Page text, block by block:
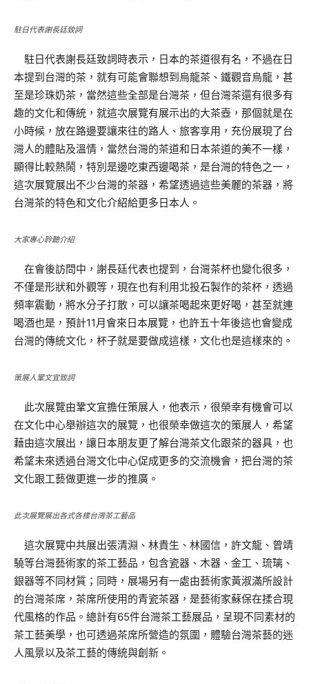
駐日代表謝長廷致詞
駐日代表謝長廷致詞時表示，日本的茶道很有名，不過在日
本提到台灣的茶，就有可能會聯想到烏龍茶、鐵觀音烏龍，甚
至是珍珠奶茶，當然這些全部是台灣茶，但台灣茶還有很多有
趣的文化和傳統，就這次展覽有展示出的大茶壺，那個就是在
小時候，放在路邊要讓來往的路人、旅客享用，充份展現了台
灣人的體貼及溫情，當然台灣的茶道和日本茶道的美不一樣，
顯得比較熱鬧，特別是邊吃東西邊喝茶，是台灣的特色之一，
這次展覽展出不少台灣的茶器，希望透過這些美麗的茶器，將
台灣茶的特色和文化介紹給更多日本人。
大家專心聆聽介紹
在會後訪問中，謝長廷代表也提到，台灣茶杯也變化很多，
不僅是形狀和外觀等，現在也有利用北投石製作的茶杯，透過
頻率震動，將水分子打散，可以讓茶喝起來更好喝，甚至就連
喝酒也是，預計11月會來日本展覽，也許五十年後這也會變成
台灣的傳統文化，杯子就是要做成這樣，文化也是這樣來的。
策展人鞏文宜致詞
此次展覽由鞏文宜擔任策展人，他表示，很榮幸有機會可以
在文化中心舉辦這次的展覽，也很榮幸做這次的策展人，希望
藉由這次展出，讓日本朋友更了解台灣茶文化跟茶的器具，也
希望未來透過台灣文化中心促成更多的交流機會，把台灣的茶
文化跟工藝做更進一步的推廣。
此次展覽展出各式各樣台灣茶工藝品
這次展覽中共展出張清淵、林貴生、林國信，許文龍、曾靖
驍等台灣藝術家的茶工藝品，包含瓷器、木器、金工、琉璃、
銀器等不同材質；同時，展場另有一處由藝術家黃淑滿所設計
的台灣茶席，茶席所使用的青瓷茶器，是藝術家蘇保在揉合現
代風格的作品。總計有65件台灣茶工藝展品，呈現不同素材的
茶工藝美學，也可透過茶席所營造的氛圍，體驗台灣茶藝的迷
人風景以及茶工藝的傳統與創新。